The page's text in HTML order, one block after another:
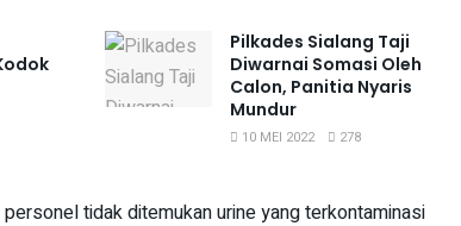
Pilkades Sialang Taji
Diwarnai Somasi Oleh
Calon, Panitia Nyaris
Mundur
10 MEI 2022 278
tidak ditemukan urine yang terkontaminasi